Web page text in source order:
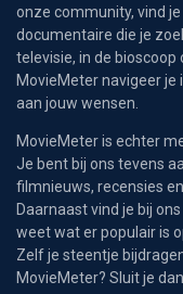
onze community, vind
documentaire die je
televisie, in de
MovieMeter navigeer
aan jouw wensen.
MovieMeter is echter
Je bent bij ons tevens
filmnieuws, recensies
Daarnaast vind je bij
weet wat er populair is
Zelf je steentje
MovieMeter? Sluit je